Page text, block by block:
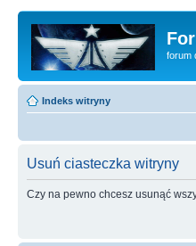
forum
Indeks witryny
Usuń ciasteczka witryny
Czy na pewno chcesz usunąć